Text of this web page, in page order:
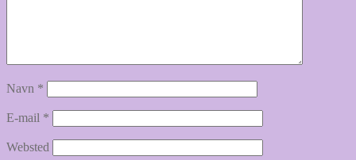
Navn *
E-mail *
Websted